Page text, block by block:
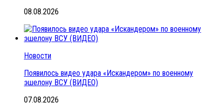
08.08.2026
Новости
Появилось видео удара «Искандером» по военному
эшелону ВСУ (ВИДЕО)
07.08.2026